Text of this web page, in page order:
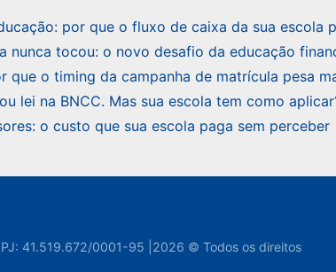
por que o fluxo de caixa da sua escola
nunca tocou: o novo desafio da educação
que o timing da campanha de matrícula pesa
lei na BNCC. Mas sua escola tem como
o custo que sua escola paga sem perceber
41.519.672/0001-95 |2026 © Todos os direitos